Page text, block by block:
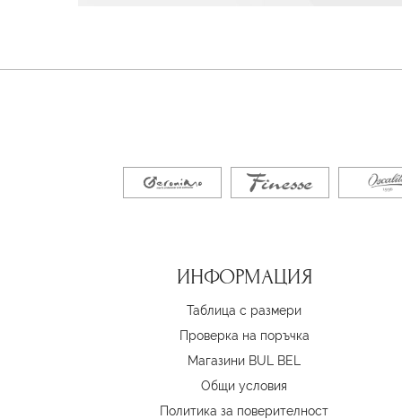
ИНФОРМАЦИЯ
Таблица с размери
Проверка на поръчка
Магазини BUL BEL
Oбщи условия
Политика за поверителност